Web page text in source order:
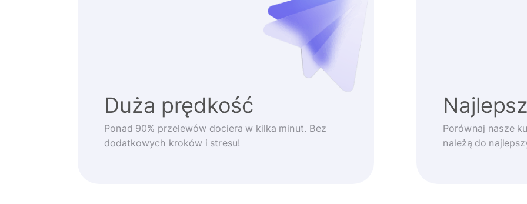
Duża prędkość
Ponad 90% przelewów dociera w kilka minut. Bez
dodatkowych kroków i stresu!
Porównaj nasze
należą do